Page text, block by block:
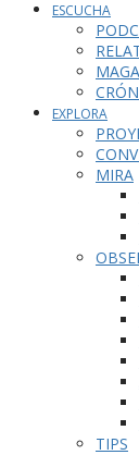
ESCUCHA
EXPLORA
MIRA
TIPS